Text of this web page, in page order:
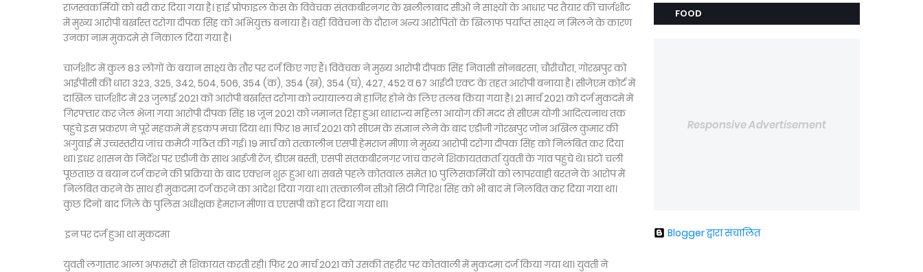
राजस्वकर्मियों को बरी कर दिया गया है। हाई प्रोफाइल केस के विवेचक संतकबीरनगर के खलीलाबाद सीओ ने साक्ष्यों के आधार पर तैयार की चार्जशीट
में मुख्य आरोपी बर्खास्त दरोगा दीपक सिंह को अभियुक्त बनाया है। वहीं विवेचना के दौरान अन्य आरोपितों के खिलाफ पर्याप्त साक्ष्य न मिलने के कारण
उनका नाम मुकदमे से निकाल दिया गया है।
चार्जशीट में कुल 83 लोगों के बयान साक्ष्य के तौर पर दर्ज किए गए हैं। विवेचक ने मुख्य आरोपी दीपक सिंह निवासी सोनबरसा, चौरीचौरा, गोरखपुर को
आईपीसी की धारा 323, 325, 342, 504, 506, 354 (क), 354 (ख), 354 (घ), 427, 452 व 67 आईटी एक्ट के तहत आरोपी बनाया है। सीजेएम कोर्ट में
दाखिल चार्जशीट में 23 जुलाई 2021 को आरोपी बर्खास्त दरोगा को न्यायालय में हाजिर होने के लिए तलब किया गया है। 21 मार्च 2021 को दर्ज मुकदमे में
गिरफ्तार कर जेल भेजा गया आरोपी दीपक सिंह 18 जून 2021 को जमानत रिहा हुआ था।राज्य महिला आयोग की मदद से सीएम योगी आदित्यनाथ तक
पहुंचे इस प्रकरण ने पूरे महकमे में हड़कंप मचा दिया था। फिर 18 मार्च 2021 को सीएम के संज्ञान लेने के बाद एडीजी गोरखपुर जोन अखिल कुमार की
अगुवाई में उच्चस्तरीय जांच कमेटी गठित की गई। 19 मार्च को तत्कालीन एसपी हेमराज मीणा ने मुख्य आरोपी दरोगा दीपक सिंह को निलंबित कर दिया
था। इधर शासन के निर्देश पर एडीजी के साथ आईजी रेंज, डीएम बस्ती, एसपी संतकबीरनगर जांच करने शिकायतकर्ता युवती के गांव पहुंचे थे। घंटों चली
पूछताछ व बयान दर्ज करने की प्रक्रिया के बाद एक्शन शुरू हुआ था। सबसे पहले कोतवाल समेत 10 पुलिसकर्मियों को लापरवाही बरतने के आरोप में
निलंबित करने के साथ ही मुकदमा दर्ज करने का आदेश दिया गया था। तत्कालीन सीओ सिटी गिरिश सिंह को भी बाद में निलंबित कर दिया गया था।
कुछ दिनों बाद जिले के पुलिस अधीक्षक हेमराज मीणा व एएसपी को हटा दिया गया था।
इन पर दर्ज हुआ था मुकदमा
युवती लगातार आला अफसरों से शिकायत करती रही। फिर 20 मार्च 2021 को उसकी तहरीर पर कोतवाली में मुकदमा दर्ज किया गया था। युवती ने
FOOD
Responsive Advertisement
Blogger द्वारा संचालित